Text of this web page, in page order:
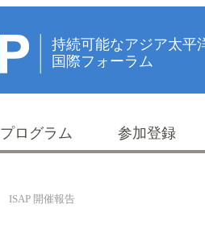
持続可能なアジア太平
国際フォーラム
プログラム 参加登録
ISAP 開催報告